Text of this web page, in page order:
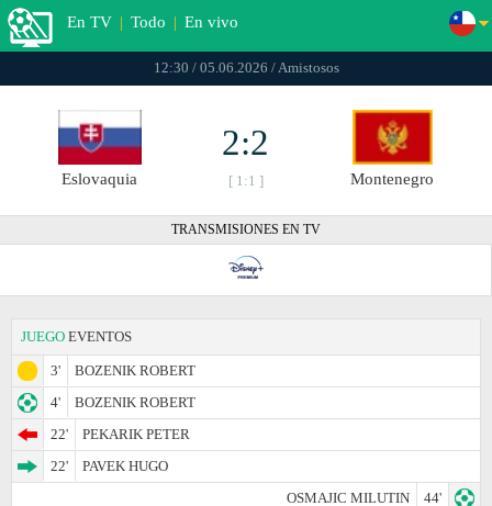
En TV | Todo | En vivo
12:30 / 05.06.2026 / Amistosos
Eslovaquia
2:2
[ 1:1 ] Montenegro
TRANSMISIONES EN TV
JUEGO EVENTOS
3'
BOZENIK ROBERT
4'
BOZENIK ROBERT
22'
PEKARIK PETER
22'
PAVEK HUGO
OSMAJIC MILUTIN
44'